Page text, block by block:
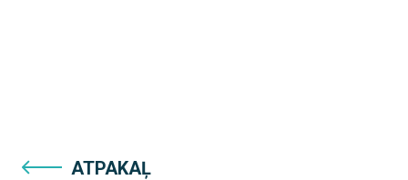
ATPAKAĻ